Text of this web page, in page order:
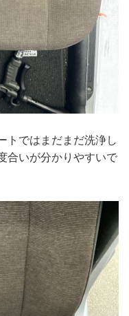
トではまだまだ洗浄し
合いが分かりやすいで